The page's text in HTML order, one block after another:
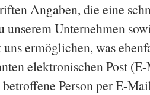
Angaben, die eine
unserem Unternehmen
ermöglichen, was
elektronischen Post
Person per E-